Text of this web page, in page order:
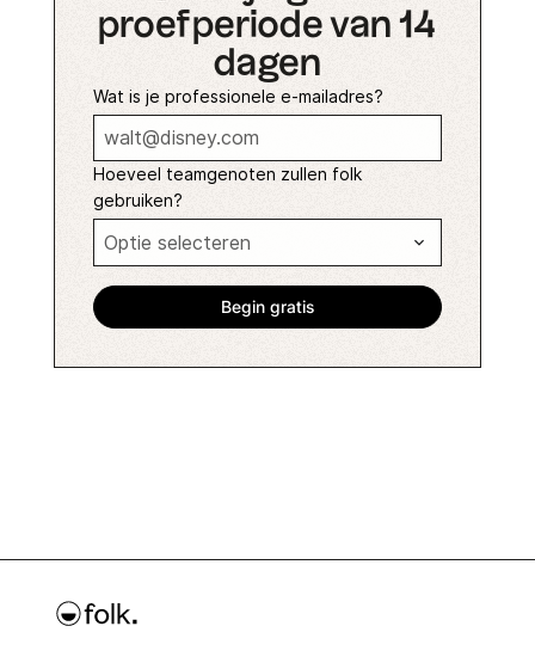
proefperiode van 14
dagen
Wat is je professionele e-mailadres?
Hoeveel teamgenoten zullen folk
gebruiken?